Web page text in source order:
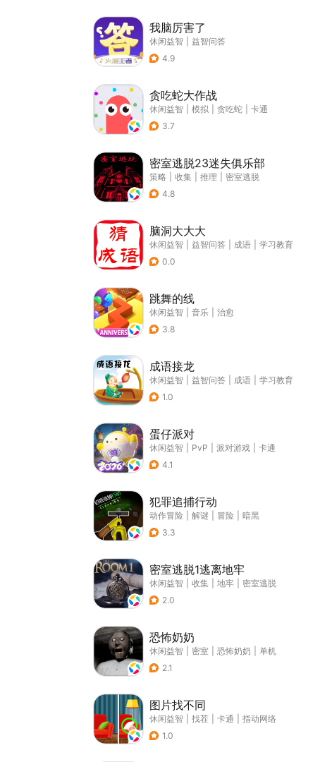
我脑厉害了
休闲益智
益智问答
4.9
贪吃蛇大作战
休闲益智 模拟 贪吃蛇
卡通
3.7
密室逃脱23迷失俱乐部
策略 收集 推理
密室逃脱
4.8
脑洞大大大
休闲益智 益智问答 成语
学习教育
0.0
跳舞的线
休闲益智 音乐
治愈
3.8
成语接龙
休闲益智 益智问答 成语
学习教育
1.0
蛋仔派对
休闲益智 PvP 派对游戏
卡通
4.1
犯罪追捕行动
动作冒险 解谜 冒险
暗黑
3.3
密室逃脱1逃离地牢
休闲益智 收集 地牢
密室逃脱
2.0
恐怖奶奶
休闲益智 密室 恐怖奶奶
单机
2.1
图片找不同
休闲益智 找茬 卡通
指动网络
1.0